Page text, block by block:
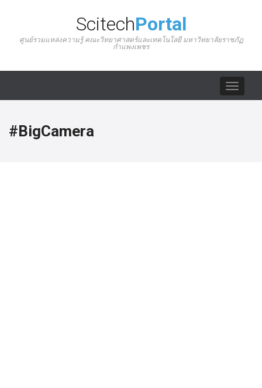
ScitechPortal
ศูนย์รวมแหล่งความรู้ คณะวิทยาศาสตร์และเทคโนโลยี มหาวิทยาลัยราชภัฏ
กำแพงเพชร
Toggle
#BigCamera